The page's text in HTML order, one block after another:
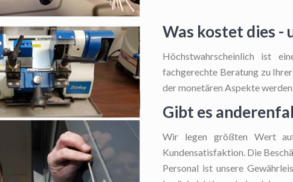
Was kostet dies -
Höchstwahrscheinlich ist
fachgerechte Beratung zu
der monetären Aspekte
Gibt es
Wir legen größten Wert
Kundensatisfaktion. Die
Personal ist unsere